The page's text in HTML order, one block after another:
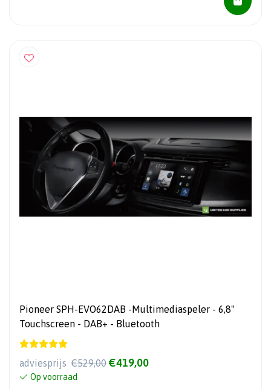
Pioneer SPH-EVO62DAB -Multimediaspeler - 6,8"
Touchscreen - DAB+ - Bluetooth
adviesprijs €529,00 €419,00
Op voorraad